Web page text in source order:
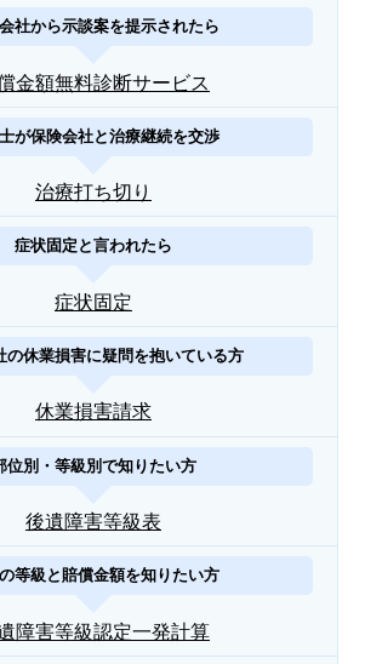
社から示談案を提示されたら
金額無料診断サービス
が保険会社と治療継続を交渉
治療打ち切り
症状固定と言われたら
症状固定
の休業損害に疑問を抱いている方
休業損害請求
位別・等級別で知りたい方
後遺障害等級表
等級と賠償金額を知りたい方
障害等級認定一発計算